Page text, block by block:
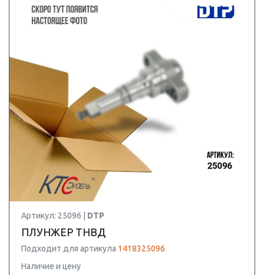
Артикул: 25096 | DTP
ПЛУНЖЕР ТНВД
Подходит для артикула 1418325096
Наличие и цену